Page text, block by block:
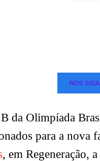
NOS
da Olimpíada
para a nova
, em Regeneração,